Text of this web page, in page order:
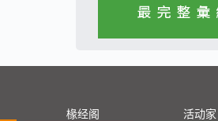
椽经阁 活动家